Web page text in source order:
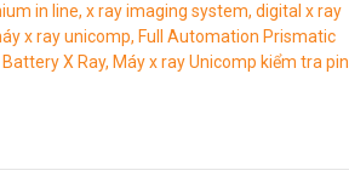
in line, x ray imaging system, digital x ray
x ray unicomp, Full Automation Prismatic
X Ray, Máy x ray Unicomp kiểm tra pin